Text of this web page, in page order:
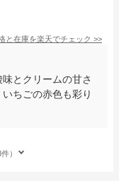
と在庫を楽天でチェック >>
とクリームの甘さ
ちごの赤色も彩り
）